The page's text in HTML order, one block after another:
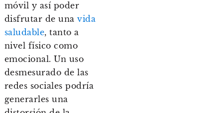
móvil y así poder
disfrutar de unavida
saludable, tanto a
nivel físico como
emocional. Un uso
desmesurado de las
redes sociales podría
generarles una